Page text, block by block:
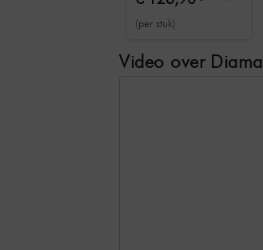
(per stuk)
Video over